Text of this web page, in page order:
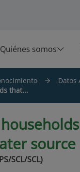
Quiénes somos
Datos
that...
source
SCL/SCL)